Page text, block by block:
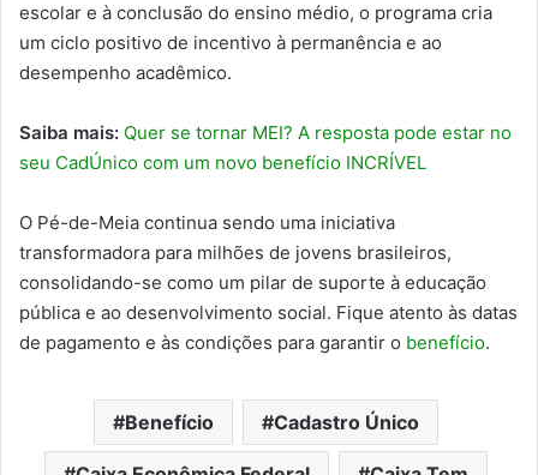
escolar e à conclusão do ensino médio, o programa cria
um ciclo positivo de incentivo à permanência e ao
desempenho acadêmico.
Saiba mais: Quer se tornar MEI? A resposta pode estar no
seu CadÚnico com um novo benefício INCRÍVEL
O Pé-de-Meia continua sendo uma iniciativa
transformadora para milhões de jovens brasileiros,
consolidando-se como um pilar de suporte à educação
pública e ao desenvolvimento social. Fique atento às datas
de pagamento e às condições para garantir o benefício.
Benefício Cadastro Único